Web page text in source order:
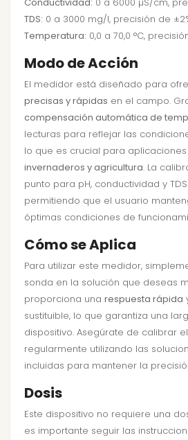
Conductividad: 0 a 6000 µS/cm,
TDS: 0 a 3000 mg/l, precisión de
Temperatura: 0,0 a 70,0 °C,
Modo de Acción
El medidor está diseñado para
precisas y rápidas en el campo.
compensación automática de
lecturas para reflejar las
lo que es crucial para
invernaderos y agricultura. La
punto para pH, conductividad y
permitiendo que el usuario
óptimas condiciones de
Cómo se Aplica
Para utilizar este medidor,
sonda en la solución que deseas
proporciona una respuesta rápida
sustituible, lo que garantiza una
dispositivo. Asegúrate de calibrar
regularmente utilizando las
incluidas para mantener la
Dosis
Este dispositivo no requiere una
es importante seguir las